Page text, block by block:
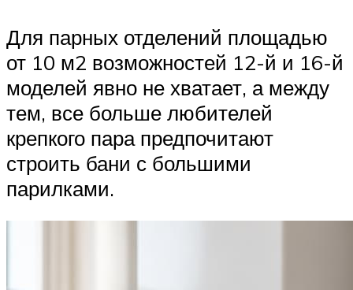
Для парных отделений площадью
от 10 м2 возможностей 12-й и 16-й
моделей явно не хватает, а между
тем, все больше любителей
крепкого пара предпочитают
строить бани с большими
парилками.